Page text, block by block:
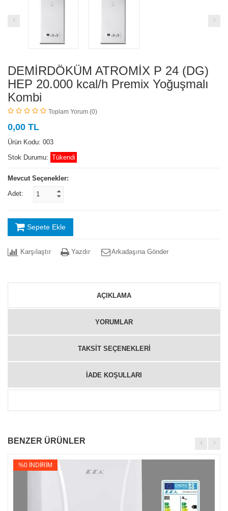
DEMİRDÖKÜM ATROMİX P 24 (DG)
HEP 20.000 kcal/h Premix Yoğuşmalı
Kombi
Toplam Yorum (0)
0,00 TL
Ürün Kodu: 003
Stok Durumu: Tükendi
Mevcut Seçenekler:
Adet:
Sepete Ekle
Karşılaştır Yazdır Arkadaşına Gönder
AÇIKLAMA
YORUMLAR
TAKSİT SEÇENEKLERİ
İADE KOŞULLARI
BENZER ÜRÜNLER
%0 İNDİRİM